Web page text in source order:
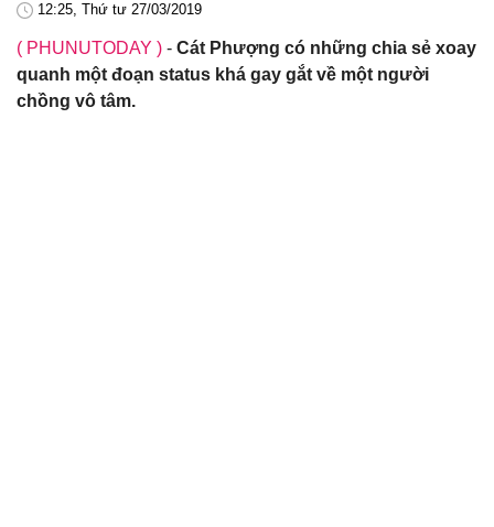
12:25, Thứ tư 27/03/2019
( PHUNUTODAY ) - Cát Phượng có những chia sẻ xoay
quanh một đoạn status khá gay gắt về một người
chồng vô tâm.